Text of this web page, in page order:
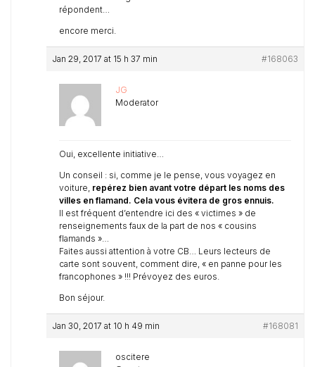
répondent…
encore merci.
Jan 29, 2017 at 15 h 37 min #168063
JG
Moderator
Oui, excellente initiative…
Un conseil : si, comme je le pense, vous voyagez en
voiture, repérez bien avant votre départ les noms des
villes en flamand. Cela vous évitera de gros ennuis.
Il est fréquent d’entendre ici des « victimes » de
renseignements faux de la part de nos « cousins
flamands »…
Faites aussi attention à votre CB… Leurs lecteurs de
carte sont souvent, comment dire, « en panne pour les
francophones » !!! Prévoyez des euros.
Bon séjour.
Jan 30, 2017 at 10 h 49 min #168081
oscitere